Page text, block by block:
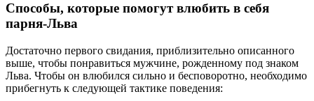
Способы, которые помогут влюбить в себя
парня-Льва
Достаточно первого свидания, приблизительно описанного
выше, чтобы понравиться мужчине, рожденному под знаком
Льва. Чтобы он влюбился сильно и бесповоротно, необходимо
прибегнуть к следующей тактике поведения: